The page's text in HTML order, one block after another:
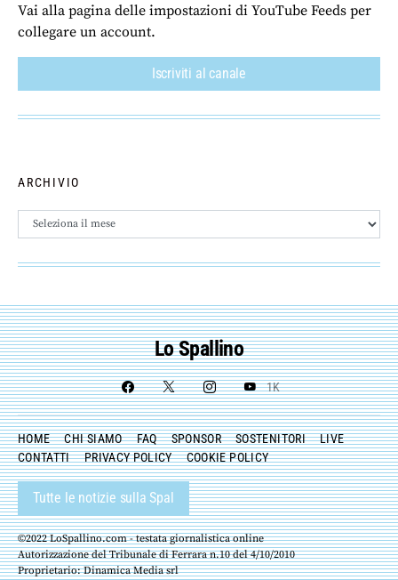
Vai alla pagina delle impostazioni di YouTube Feeds per
collegare un account.
Iscriviti al canale
ARCHIVIO
Archivio
Lo Spallino
1K
HOME CHI SIAMO FAQ SPONSOR SOSTENITORI
LIVE
CONTATTI
PRIVACY POLICY COOKIE POLICY
Tutte le notizie sulla Spal
©2022 LoSpallino.com - testata giornalistica online
Autorizzazione del Tribunale di Ferrara n.10 del 4/10/2010
Proprietario: Dinamica Media srl